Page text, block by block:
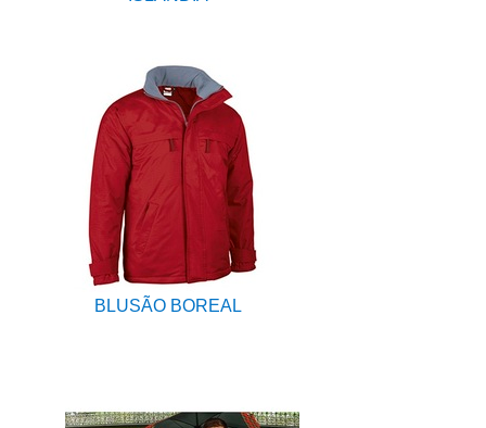
BLUSÃO BOREAL